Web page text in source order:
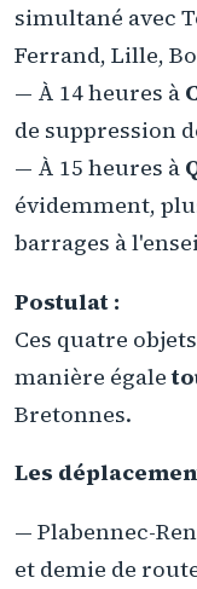
simultané avec
Ferrand, Lille,
— À 14 heures à
de suppression
— À 15 heures à
évidemment,
barrages à
Postulat :
Ces quatre
manière égale
Bretonnes.
Les
— Plabennec-
et demie de